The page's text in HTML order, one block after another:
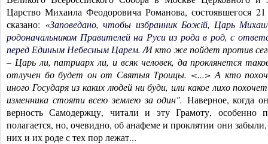
Царство Михаила Феодоровича Романова, состоявшегося 21
сказано: «Заповедано, чтобы избранник Божiй, Царь
родоначальником Правителей на Руси из рода в род, с
перед Единым Небесным Царем. /И кто же пойдет против
– Царь ли, патриарх ли, и всяк человек, да проклянется
отлучен бо будет он от Святыя Троицы. <...> А кто
иного Государя из каких людей ни буди, или какое лихо
изменника стояти всею землею за один". Наверное, когда
верность Самодержцу, читали и эту Грамоту,
полагается, но, очевидно, об анафеме и проклятии они
них и их роде с тех пор лежат...